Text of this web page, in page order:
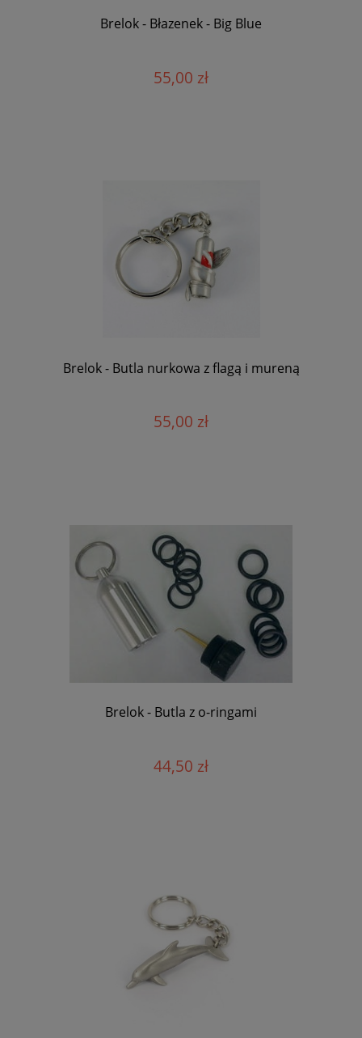
Brelok - Błazenek - Big Blue
55,00 zł
Brelok - Butla nurkowa z flagą i mureną
55,00 zł
Brelok - Butla z o-ringami
44,50 zł